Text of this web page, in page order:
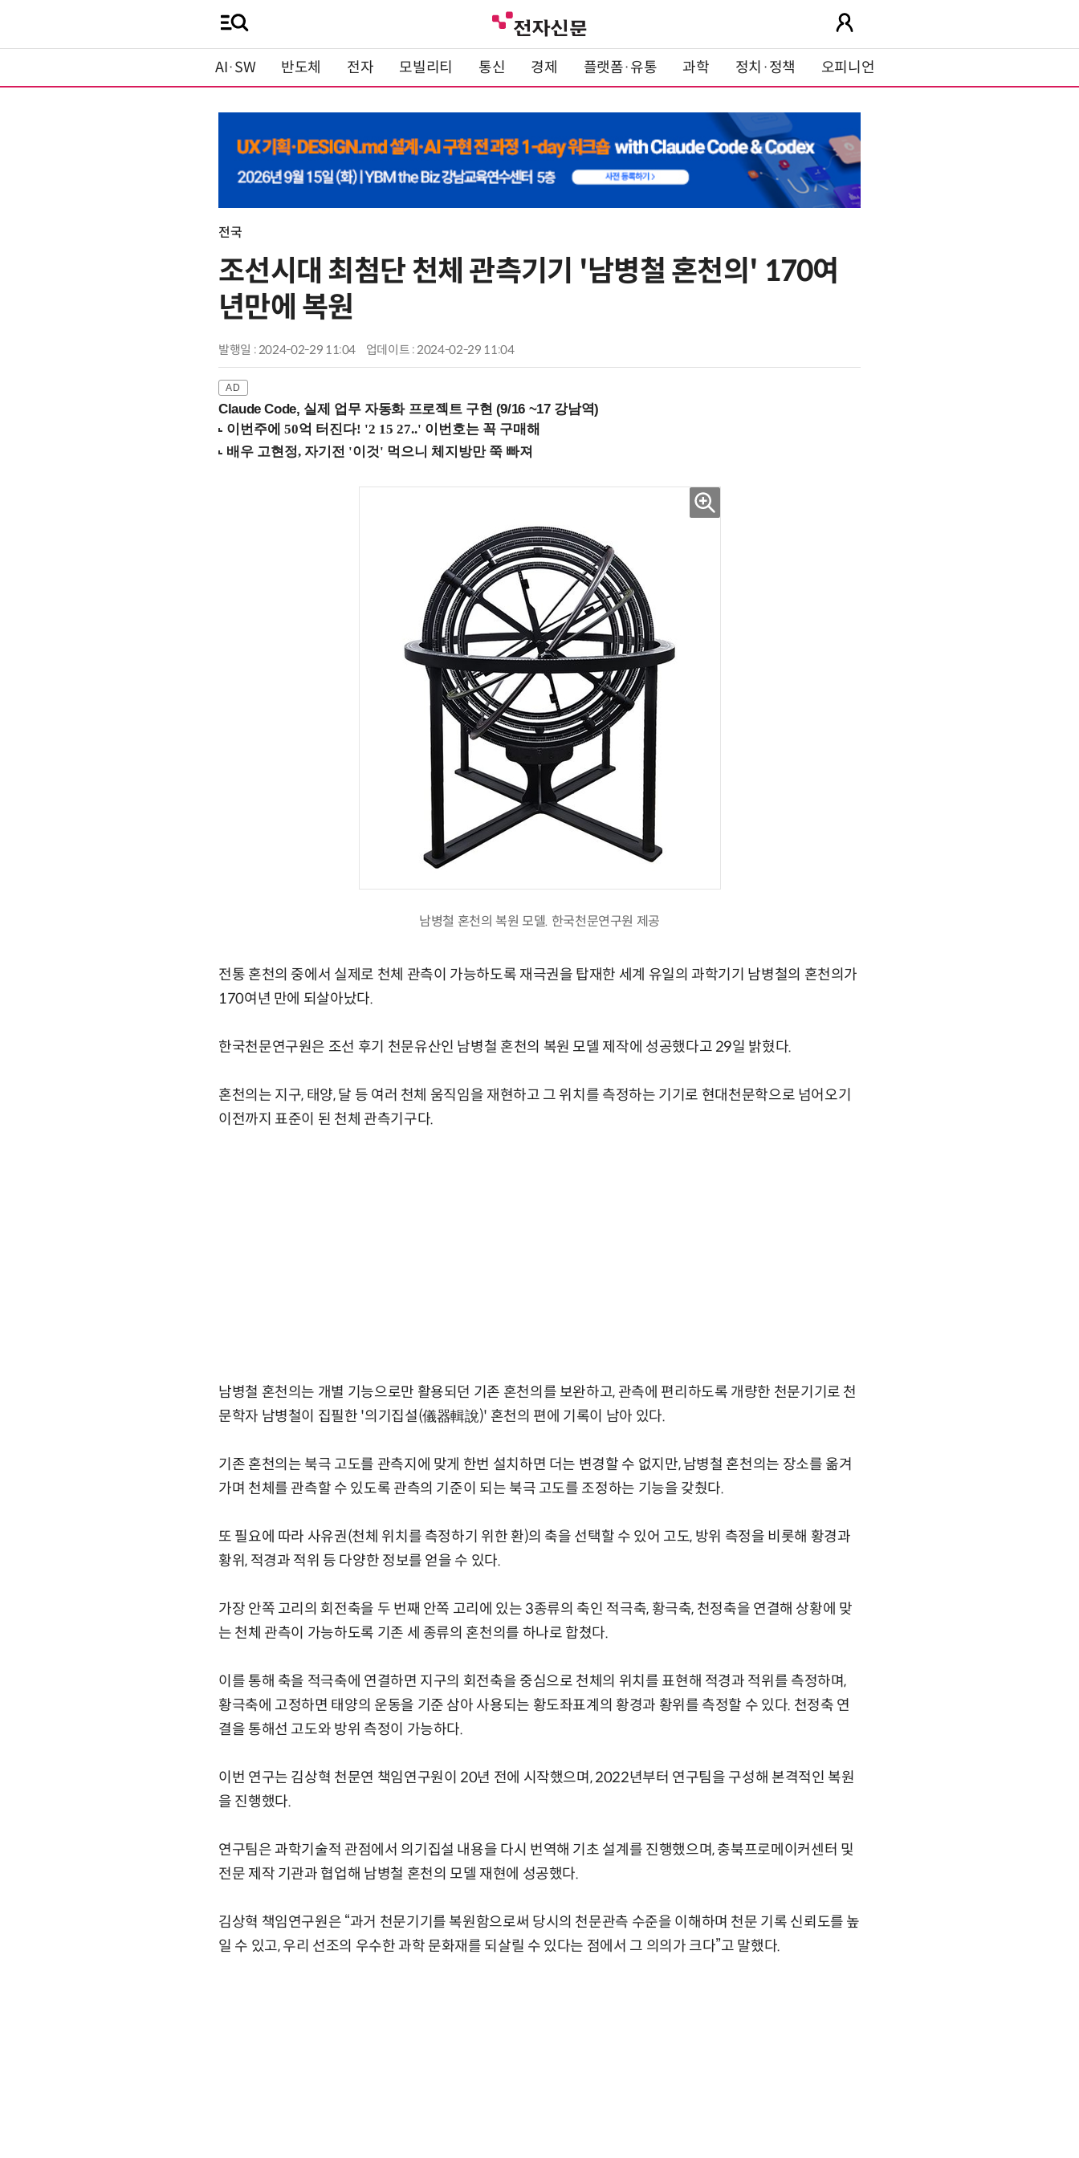
AI·SW 반도체 전자 모빌리티 통신 경제 플랫폼·유통 과학 정치·정책 오피니언
전국
조선시대 최첨단 천체 관측기기 '남병철 혼천의' 170여
년만에 복원
발행일 : 2024-02-29 11:04 업데이트 : 2024-02-29 11:04
Claude Code, 실제 업무 자동화 프로젝트 구현 (9/16 ~17 강남역)
남병철 혼천의 복원 모델. 한국천문연구원 제공
전통 혼천의 중에서 실제로 천체 관측이 가능하도록 재극권을 탑재한 세계 유일의 과학기기 남병철의 혼천의가
170여년 만에 되살아났다.
한국천문연구원은 조선 후기 천문유산인 남병철 혼천의 복원 모델 제작에 성공했다고 29일 밝혔다.
혼천의는 지구, 태양, 달 등 여러 천체 움직임을 재현하고 그 위치를 측정하는 기기로 현대천문학으로 넘어오기
이전까지 표준이 된 천체 관측기구다.
남병철 혼천의는 개별 기능으로만 활용되던 기존 혼천의를 보완하고, 관측에 편리하도록 개량한 천문기기로 천
문학자 남병철이 집필한 '의기집설(儀器輯說)' 혼천의 편에 기록이 남아 있다.
기존 혼천의는 북극 고도를 관측지에 맞게 한번 설치하면 더는 변경할 수 없지만, 남병철 혼천의는 장소를 옮겨
가며 천체를 관측할 수 있도록 관측의 기준이 되는 북극 고도를 조정하는 기능을 갖췄다.
또 필요에 따라 사유권(천체 위치를 측정하기 위한 환)의 축을 선택할 수 있어 고도, 방위 측정을 비롯해 황경과
황위, 적경과 적위 등 다양한 정보를 얻을 수 있다.
가장 안쪽 고리의 회전축을 두 번째 안쪽 고리에 있는 3종류의 축인 적극축, 황극축, 천정축을 연결해 상황에 맞
는 천체 관측이 가능하도록 기존 세 종류의 혼천의를 하나로 합쳤다.
이를 통해 축을 적극축에 연결하면 지구의 회전축을 중심으로 천체의 위치를 표현해 적경과 적위를 측정하며,
황극축에 고정하면 태양의 운동을 기준 삼아 사용되는 황도좌표계의 황경과 황위를 측정할 수 있다. 천정축 연
결을 통해선 고도와 방위 측정이 가능하다.
이번 연구는 김상혁 천문연 책임연구원이 20년 전에 시작했으며, 2022년부터 연구팀을 구성해 본격적인 복원
을 진행했다.
연구팀은 과학기술적 관점에서 의기집설 내용을 다시 번역해 기초 설계를 진행했으며, 충북프로메이커센터 및
전문 제작 기관과 협업해 남병철 혼천의 모델 재현에 성공했다.
김상혁 책임연구원은 “과거 천문기기를 복원함으로써 당시의 천문관측 수준을 이해하며 천문 기록 신뢰도를 높
일 수 있고, 우리 선조의 우수한 과학 문화재를 되살릴 수 있다는 점에서 그 의의가 크다”고 말했다.